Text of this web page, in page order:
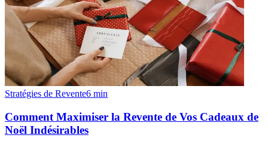
Stratégies de Revente6 min
Comment Maximiser la Revente de Vos Cadeaux de
Noël Indésirables